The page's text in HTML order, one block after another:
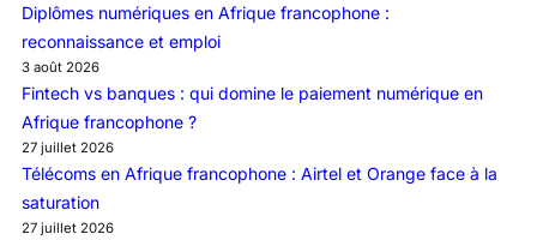
Diplômes numériques en Afrique francophone :
reconnaissance et emploi
3 août 2026
Fintech vs banques : qui domine le paiement numérique en
Afrique francophone ?
27 juillet 2026
Télécoms en Afrique francophone : Airtel et Orange face à la
saturation
27 juillet 2026